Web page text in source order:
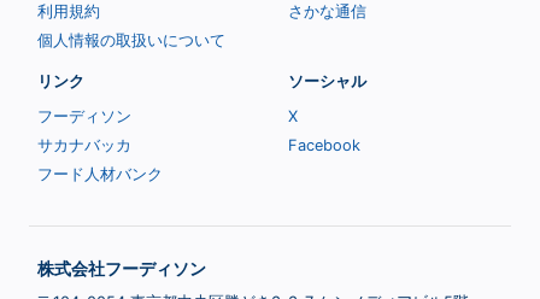
利用規約
個人情報の取扱いについて
さかな通信
リンク
フーディソン
サカナバッカ
フード人材バンク
ソーシャル
X
Facebook
株式会社フーディソン